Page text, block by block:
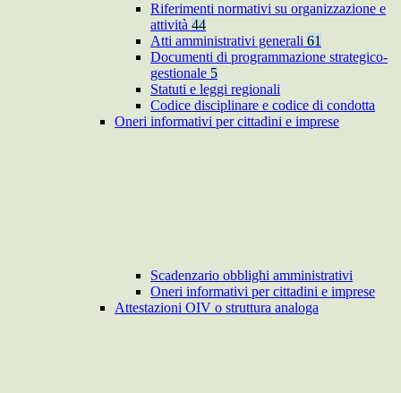
Riferimenti normativi su organizzazione e
attività 44
Atti amministrativi generali 61
Documenti di programmazione strategico-
gestionale 5
Statuti e leggi regionali
Codice disciplinare e codice di condotta
Oneri informativi per cittadini e imprese
Scadenzario obblighi amministrativi
Oneri informativi per cittadini e imprese
Attestazioni OIV o struttura analoga